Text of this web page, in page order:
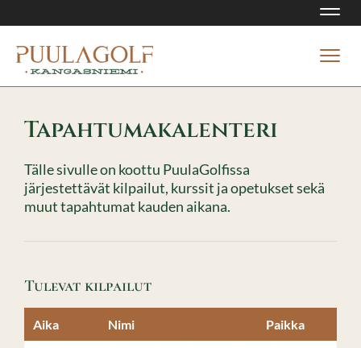
Tapahtumakalenteri
Tälle sivulle on koottu PuulaGolfissa
järjestettävät kilpailut, kurssit ja opetukset sekä
muut tapahtumat kauden aikana.
Tulevat kilpailut
Aika Nimi Paikka